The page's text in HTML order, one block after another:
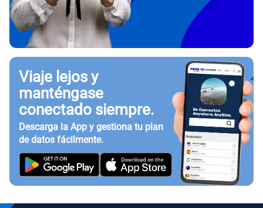
Viaje lejos y
manténgase
conectado siempre.
Descarga la App y gestiona tu plan
de datos fácilmente.